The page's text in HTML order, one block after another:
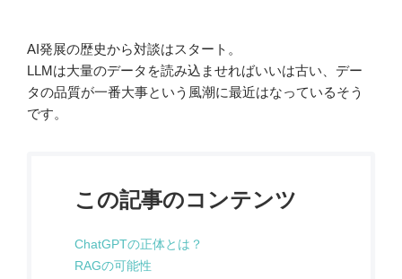
AI発展の歴史から対談はスタート。
LLMは大量のデータを読み込ませればいいは古い、デー
タの品質が一番大事という風潮に最近はなっているそう
です。
この記事のコンテンツ
ChatGPTの正体とは？
RAGの可能性